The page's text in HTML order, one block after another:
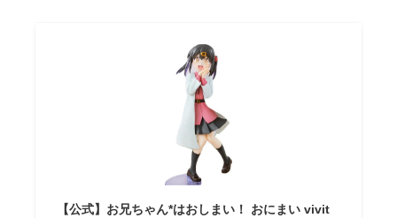
【公式】お兄ちゃん*はおしまい！ おにまい vivit